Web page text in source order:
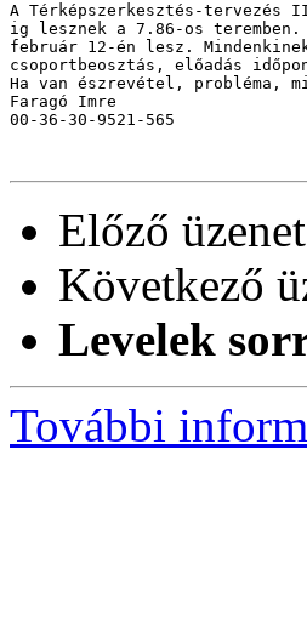
A Térképszerkesztés-tervezés
ig lesznek a 7.86-os
február 12-én lesz.
csoportbeosztás, előadás
Ha van észrevétel, probléma,
Faragó Imre
00-36-30-9521-565
Előző
Következő
Levelek
További